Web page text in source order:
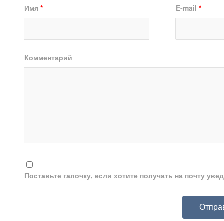
Имя * E-mail *
Комментарий
Поставьте галочку, если хотите получать на почту